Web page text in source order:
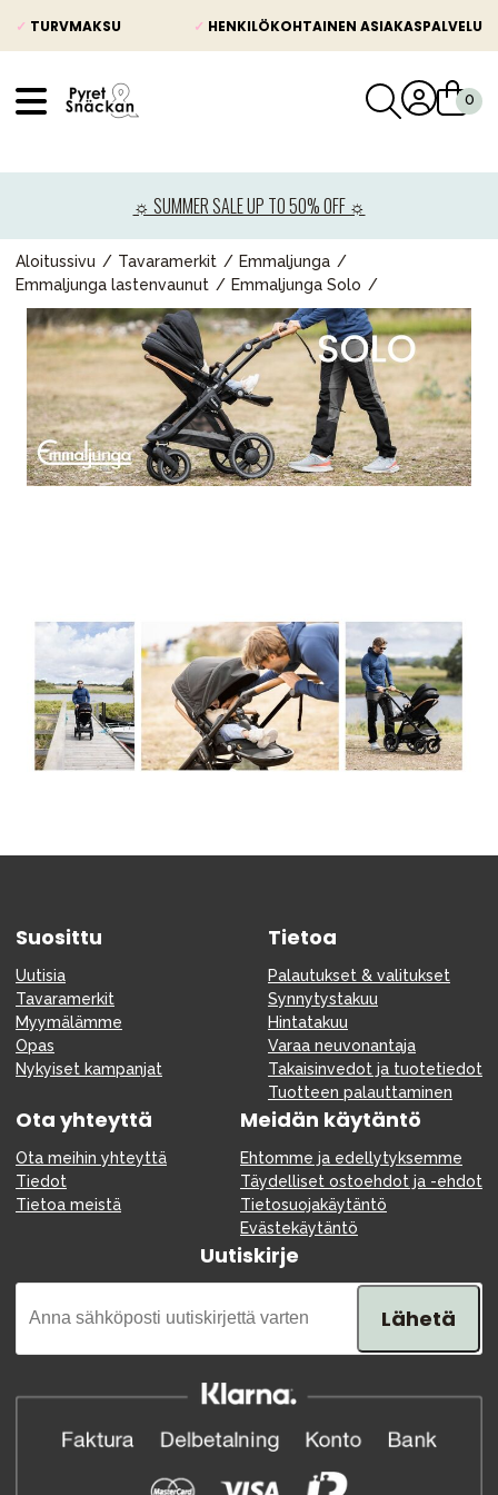
✓ TURVMAKSU ✓ HENKILÖKOHTAINEN ASIAKASPALVELU
☼ SUMMER SALE UP TO 50% OFF ☼
Aloitussivu Tavaramerkit
Emmaljunga
Emmaljunga lastenvaunut
Emmaljunga Solo
Suosittu
Uutisia
Tavaramerkit
Myymälämme
Opas
Nykyiset kampanjat
Tietoa
Palautukset & valitukset
Synnytystakuu
Hintatakuu
Varaa neuvonantaja
Takaisinvedot ja tuotetiedot
Tuotteen palauttaminen
Ota yhteyttä
Ota meihin yhteyttä
Tiedot
Tietoa meistä
Meidän käytäntö
Ehtomme ja edellytyksemme
Täydelliset ostoehdot ja -ehdot
Tietosuojakäytäntö
Evästekäytäntö
Uutiskirje
Lähetä
Lastenvaunut
Lasten turvaistuimet
Vauvan paketti
Lapsi & vauva
Lelut ja pelit
Äiti & Isä
Huonekalut & vuodevaatteet
Lahjavinkkejä
Suosikit
Tavaramerkit
Myymälämme